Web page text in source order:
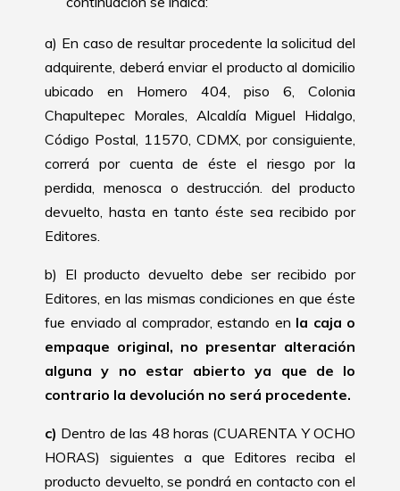
a) En caso de resultar procedente la solicitud del
adquirente, deberá enviar el producto al domicilio
ubicado en Homero 404, piso 6, Colonia
Chapultepec Morales, Alcaldía Miguel Hidalgo,
Código Postal, 11570, CDMX, por consiguiente,
correrá por cuenta de éste el riesgo por la
perdida, menosca o destrucción. del producto
devuelto, hasta en tanto éste sea recibido por
Editores.
b) El producto devuelto debe ser recibido por
Editores, en las mismas condiciones en que éste
fue enviado al comprador, estando en la caja o
empaque original, no presentar alteración
alguna y no estar abierto ya que de lo
contrario la devolución no será procedente.
c) Dentro de las 48 horas (CUARENTA Y OCHO
HORAS) siguientes a que Editores reciba el
producto devuelto, se pondrá en contacto con el